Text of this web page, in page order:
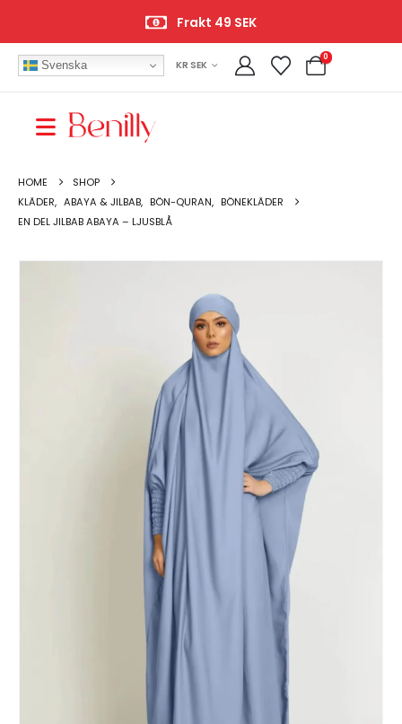
Frakt 49 SEK
Svenska KR SEK
0
HOME
SHOP
KLÄDER, ABAYA & JILBAB, BÖN-QURAN, BÖNEKLÄDER
EN DEL JILBAB ABAYA – LJUSBLÅ